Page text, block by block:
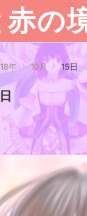
赤の
年 10月 15日